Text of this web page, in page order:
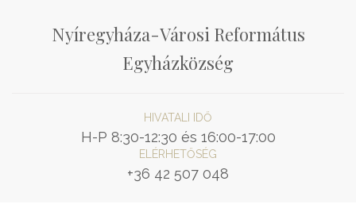
Nyíregyháza-Városi Református
Egyházközség
HIVATALI IDŐ
H-P 8:30-12:30 és 16:00-17:00
ELÉRHETŐSÉG
+36 42 507 048